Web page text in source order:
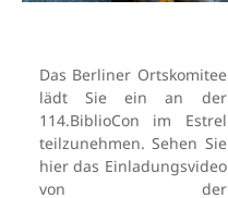
Das Berliner Ortskomitee
lädt Sie ein an der
114.BiblioCon im Estrel
teilzunehmen. Sehen Sie
hier das Einladungsvideo
von der